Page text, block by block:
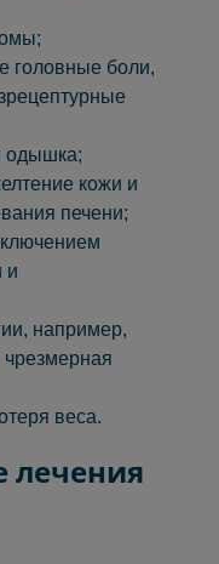
головные боли,
одышка;
кожи и
печени;
и
например,
веса.
лечения